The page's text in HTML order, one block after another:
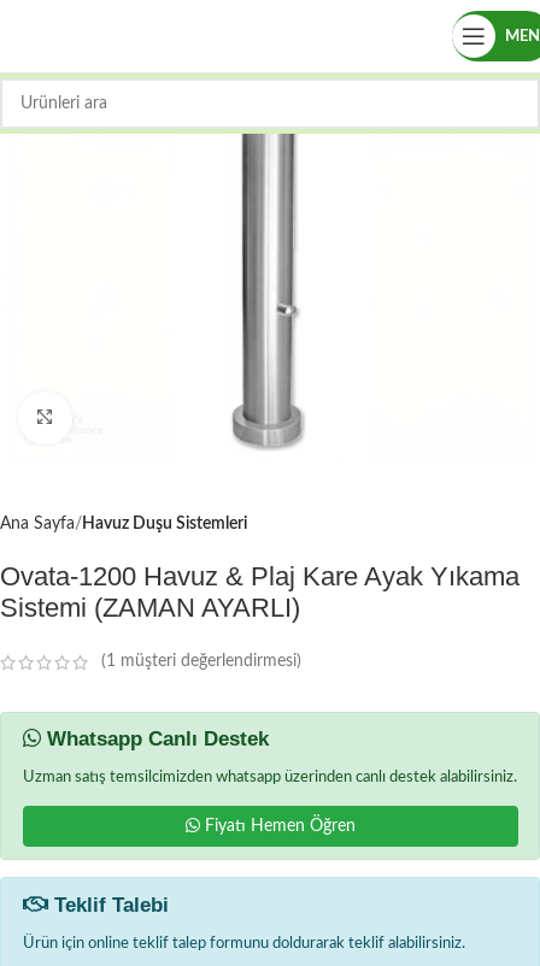
Ana Sayfa Havuz Duşu Sistemleri
Ovata-1200 Havuz & Plaj Kare Ayak Yıkama
Sistemi (ZAMAN AYARLI)
(1 müşteri değerlendirmesi)
Whatsapp Canlı Destek
Uzman satış temsilcimizden whatsapp üzerinden canlı destek alabilirsiniz.
Fiyatı Hemen Öğren
Teklif Talebi
Ürün için online teklif talep formunu doldurarak teklif alabilirsiniz.